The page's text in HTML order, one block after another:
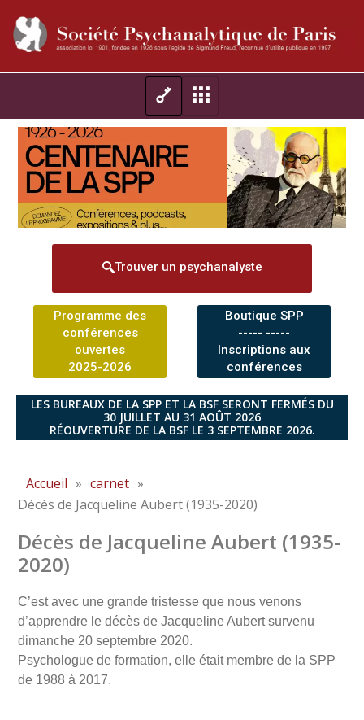
Trouver un psychanalyste
Programme des
conférences
ouvertes
2025-2026
Boutique SPP
----- -----
Inscriptions aux
conférences
LES BUREAUX DE LA SPP ET LA BSF SERONT FERMÉS DU
30 JUILLET AU 31 AOÛT 2026
RÉOUVERTURE DE LA BSF LE 3 SEPTEMBRE 2026.
Accueil » carnet »
Décès de Jacqueline Aubert (1935-2020)
Décès de Jacqueline Aubert (1935-
2020)
C’est avec une grande tristesse que nous venons
d’apprendre le décès de Jacqueline Aubert survenu
dimanche 20 septembre 2020.
Psychologue de formation, elle était membre de la SPP
de 1988 à 2017.